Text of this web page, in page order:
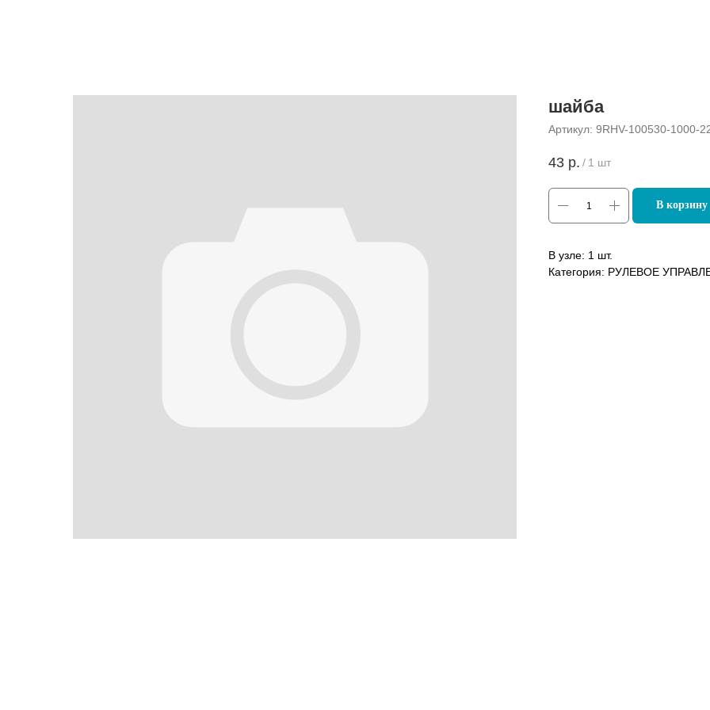
шайба
Артикул: 9RHV-100530-1000-
43 р. / 1 шт
В корзину
В узле: 1 шт.
Категория: РУЛЕВОЕ